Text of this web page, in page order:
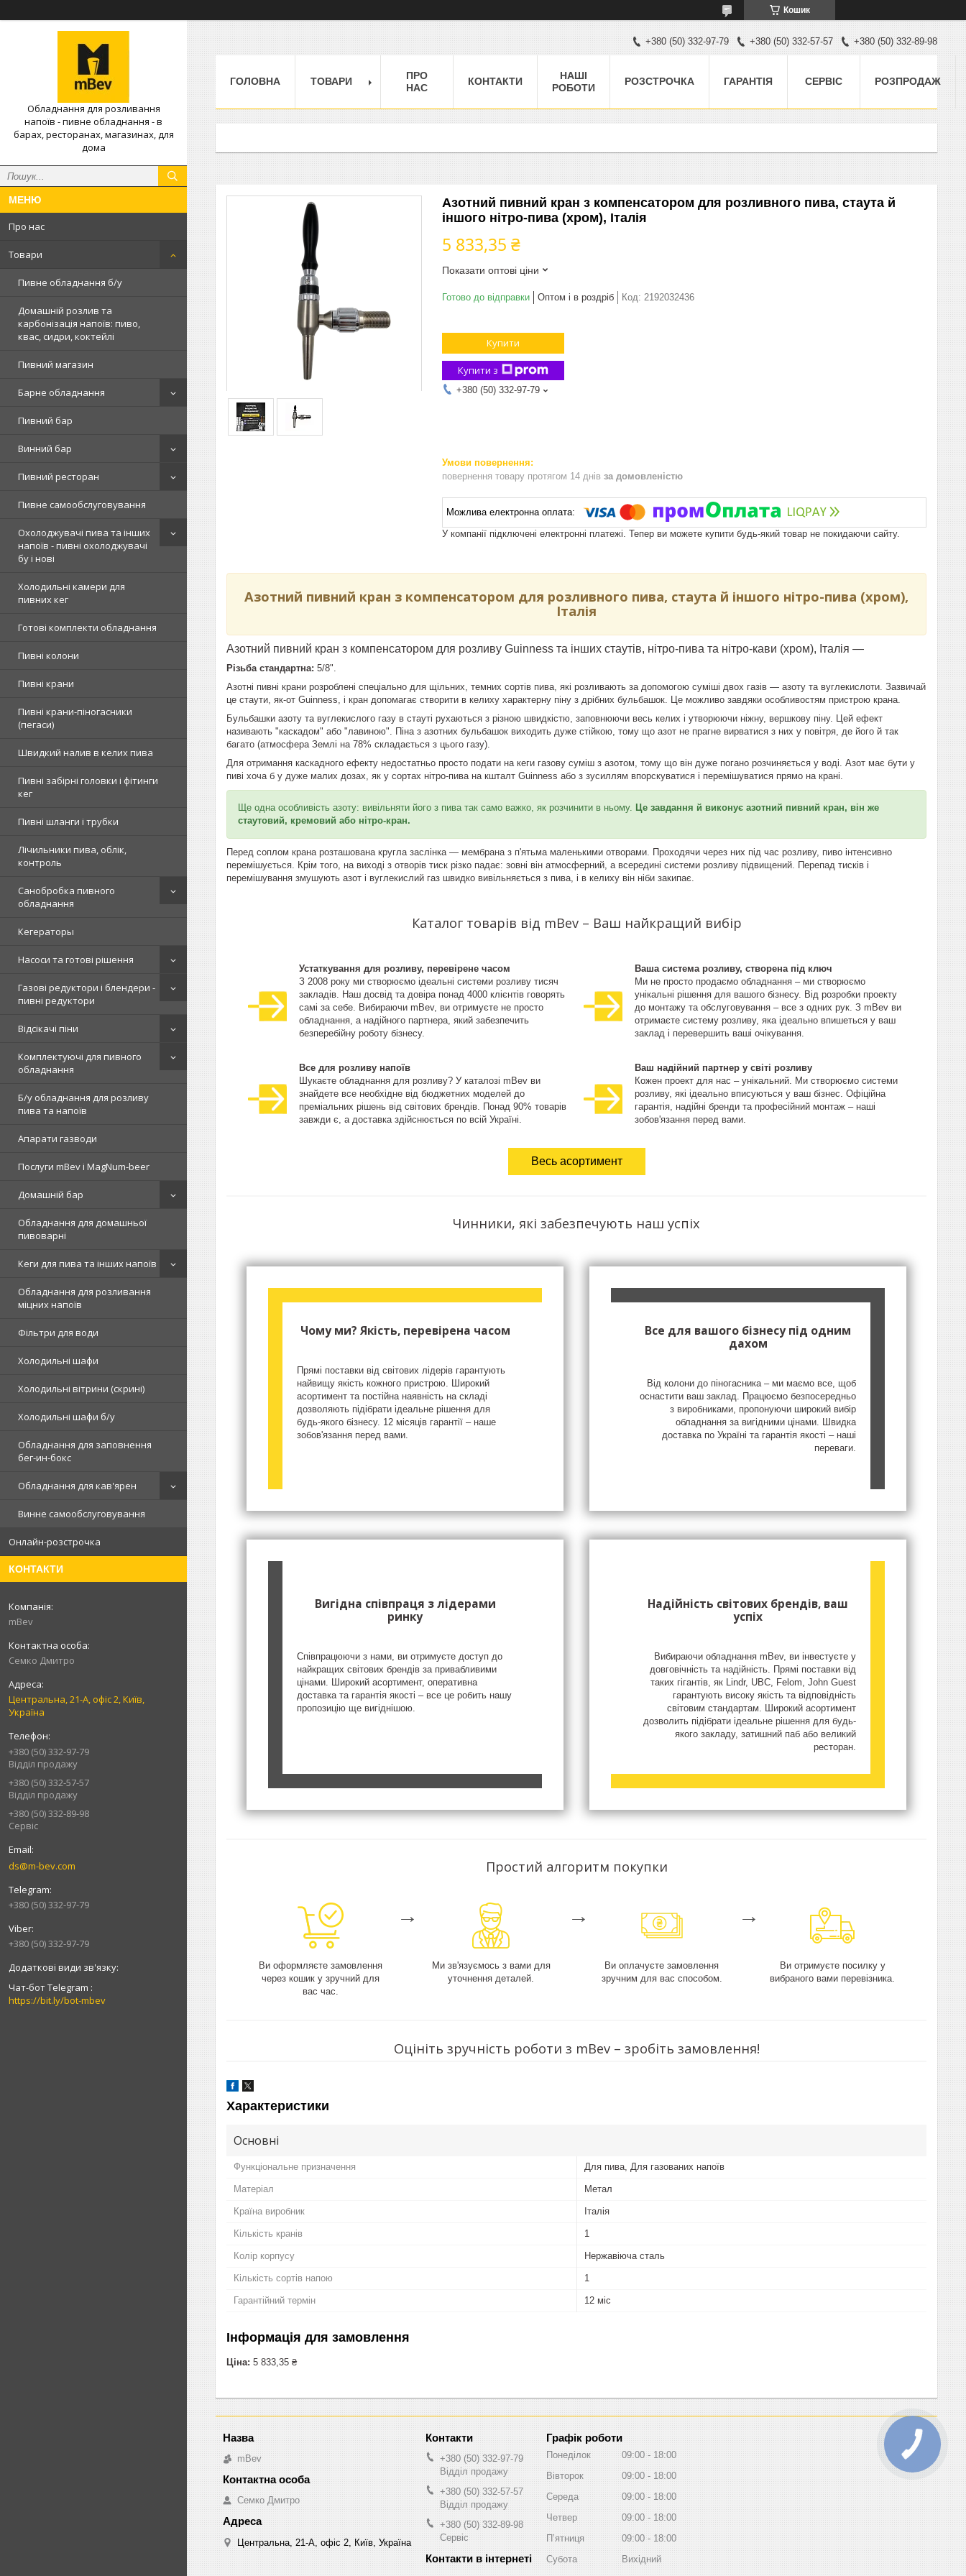
Кошик
Обладнання для розливання
напоїв - пивне обладнання - в
барах, ресторанах, магазинах, для
дома
Про нас
Товари
Пивне обладнання б/у
Домашній розлив та
карбонізація напоїв: пиво,
квас, сидри, коктейлі
Пивний магазин
Барне обладнання
Пивний бар
Винний бар
Пивний ресторан
Пивне самообслуговування
Охолоджувачі пива та інших
напоїв - пивні охолоджувачі
бу і нові
Холодильні камери для
пивних кег
Готові комплекти обладнання
Пивні колони
Пивні крани
Пивні крани-піногасники
(пегаси)
Швидкий налив в келих пива
Пивні забірні головки і фітинги
кег
Пивні шланги і трубки
Лічильники пива, облік,
контроль
Санобробка пивного
обладнання
Кегераторы
Насоси та готові рішення
Газові редуктори і блендери -
пивні редуктори
Відсікачі піни
Комплектуючі для пивного
обладнання
Б/у обладнання для розливу
пива та напоїв
Апарати газводи
Послуги mBev і MagNum-beer
Домашній бар
Обладнання для домашньої
пивоварні
Кеги для пива та інших напоїв
Обладнання для розливання
міцних напоїв
Фільтри для води
Холодильні шафи
Холодильні вітрини (скрині)
Холодильні шафи б/у
Обладнання для заповнення
бег-ин-бокс
Обладнання для кав'ярен
Винне самообслуговування
Онлайн-розстрочка
КОНТАКТИ
mBev
Cемко Дмитро
Центральна, 21-А, офіс 2, Київ,
Україна
+380 (50) 332-97-79
Відділ продажу
+380 (50) 332-57-57
Відділ продажу
+380 (50) 332-89-98
Сервіс
ds@m-bev.com
+380 (50) 332-97-79
+380 (50) 332-97-79
Чат-бот Telegram
https://bit.ly/bot-mbev
+380 (50) 332-97-79 +380 (50) 332-57-57 +380 (50) 332-89-98
ГОЛОВНА ТОВАРИ
ПРО
НАС
КОНТАКТИ
НАШІ
РОБОТИ
РОЗСТРОЧКА ГАРАНТІЯ СЕРВІС РОЗПРОДАЖ
Азотний пивний кран з компенсатором для розливного пива, стаута й
іншого нітро-пива (хром), Італія
5 833,35 ₴
Показати оптові ціни
Готово до відправки Оптом і в роздріб Код: 2192032436
Купити
Купити з
+380 (50) 332-97-79
повернення товару протягом 14 днів за домовленістю
У компанії підключені електронні платежі. Тепер ви можете купити будь-який товар не покидаючи сайту.
Азотний пивний кран з компенсатором для розливного пива, стаута й іншого нітро-пива (хром),
Італія
Азотний пивний кран з компенсатором для розливу Guinness та інших стаутів, нітро-пива та нітро-кави (хром), Італія —
Різьба стандартна: 5/8".
Азотні пивні крани розроблені спеціально для щільних, темних сортів пива, які розливають за допомогою суміші двох газів — азоту та вуглекислоти. Зазвичай
це стаути, як-от Guinness, і кран допомагає створити в келиху характерну піну з дрібних бульбашок. Це можливо завдяки особливостям пристрою крана.
Бульбашки азоту та вуглекислого газу в стауті рухаються з різною швидкістю, заповнюючи весь келих і утворюючи ніжну, вершкову піну. Цей ефект
називають "каскадом" або "лавиною". Піна з азотних бульбашок виходить дуже стійкою, тому що азот не прагне вирватися з них у повітря, де його й так
багато (атмосфера Землі на 78% складається з цього газу).
Для отримання каскадного ефекту недостатньо просто подати на кеги газову суміш з азотом, тому що він дуже погано розчиняється у воді. Азот має бути у
пиві хоча б у дуже малих дозах, як у сортах нітро-пива на кшталт Guinness або з зусиллям впорскуватися і перемішуватися прямо на крані.
Ще одна особливість азоту: вивільняти його з пива так само важко, як розчинити в ньому. Це завдання й виконує азотний пивний кран, він же
стаутовий, кремовий або нітро-кран.
Перед соплом крана розташована кругла заслінка — мембрана з п'ятьма маленькими отворами. Проходячи через них під час розливу, пиво інтенсивно
перемішується. Крім того, на виході з отворів тиск різко падає: зовні він атмосферний, а всередині системи розливу підвищений. Перепад тисків і
перемішування змушують азот і вуглекислий газ швидко вивільняється з пива, і в келиху він ніби закипає.
Каталог товарів від mBev – Ваш найкращий вибір
Устаткування для розливу, перевірене часом
З 2008 року ми створюємо ідеальні системи розливу тисяч
закладів. Наш досвід та довіра понад 4000 клієнтів говорять
самі за себе. Вибираючи mBev, ви отримуєте не просто
обладнання, а надійного партнера, який забезпечить
безперебійну роботу бізнесу.
Все для розливу напоїв
Шукаєте обладнання для розливу? У каталозі mBev ви
знайдете все необхідне від бюджетних моделей до
преміальних рішень від світових брендів. Понад 90% товарів
завжди є, а доставка здійснюється по всій Україні.
Ваша система розливу, створена під ключ
Ми не просто продаємо обладнання – ми створюємо
унікальні рішення для вашого бізнесу. Від розробки проекту
до монтажу та обслуговування – все з одних рук. З mBev ви
отримаєте систему розливу, яка ідеально впишеться у ваш
заклад і перевершить ваші очікування.
Ваш надійний партнер у світі розливу
Кожен проект для нас – унікальний. Ми створюємо системи
розливу, які ідеально вписуються у ваш бізнес. Офіційна
гарантія, надійні бренди та професійний монтаж – наші
зобов'язання перед вами.
Весь асортимент
Чинники, які забезпечують наш успіх
Чому ми? Якість, перевірена часом
Прямі поставки від світових лідерів гарантують
найвищу якість кожного пристрою. Широкий
асортимент та постійна наявність на складі
дозволяють підібрати ідеальне рішення для
будь-якого бізнесу. 12 місяців гарантії – наше
зобов'язання перед вами.
Все для вашого бізнесу під одним
дахом
Від колони до піногасника – ми маємо все, щоб
оснастити ваш заклад. Працюємо безпосередньо
з виробниками, пропонуючи широкий вибір
обладнання за вигідними цінами. Швидка
доставка по Україні та гарантія якості – наші
переваги.
Вигідна співпраця з лідерами
ринку
Співпрацюючи з нами, ви отримуєте доступ до
найкращих світових брендів за привабливими
цінами. Широкий асортимент, оперативна
доставка та гарантія якості – все це робить нашу
пропозицію ще вигіднішою.
Надійність світових брендів, ваш
успіх
Вибираючи обладнання mBev, ви інвестуєте у
довговічність та надійність. Прямі поставки від
таких гігантів, як Lindr, UBC, Felom, John Guest
гарантують високу якість та відповідність
світовим стандартам. Широкий асортимент
дозволить підібрати ідеальне рішення для будь-
якого закладу, затишний паб або великий
ресторан.
Простий алгоритм покупки
Ви оформляєте замовлення
через кошик у зручний для
вас час.
→
Ми зв'язуємось з вами для
уточнення деталей.
→
Ви оплачуєте замовлення
зручним для вас способом.
→
Ви отримуєте посилку у
вибраного вами перевізника.
Оцініть зручність роботи з mBev – зробіть замовлення!
Характеристики
Основні
Функціональне призначення Для пива, Для газованих напоїв
Матеріал Метал
Країна виробник Італія
Кількість кранів 1
Колір корпусу Нержавіюча сталь
Кількість сортів напою 1
Гарантійний термін 12 міс
Інформація для замовлення
Ціна: 5 833,35 ₴
mBev
Cемко Дмитро
Центральна, 21-А, офіс 2, Київ, Україна
+380 (50) 332-97-79
Відділ продажу
+380 (50) 332-57-57
Відділ продажу
+380 (50) 332-89-98
Сервіс
Графік роботи
Понеділок 09:00
18:00
Вівторок
09:00
18:00
Середа
09:00
18:00
Четвер
09:00
18:00
Пʼятниця
09:00
18:00
Субота
Вихідний